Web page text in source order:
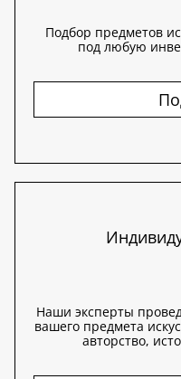
Подбор предметов
под любую
Наши эксперты
вашего предмета
авторство,